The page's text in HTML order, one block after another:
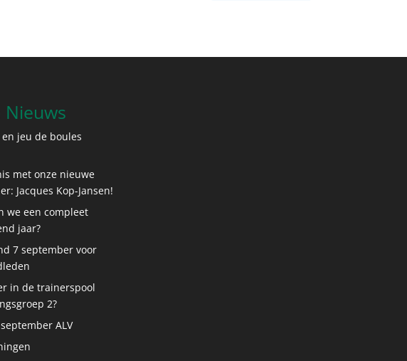
Nieuws
jeu de boules
met onze nieuwe
Jacques Kop-Jansen!
we een compleet
jaar?
7 september voor
in de trainerspool
2?
ALV